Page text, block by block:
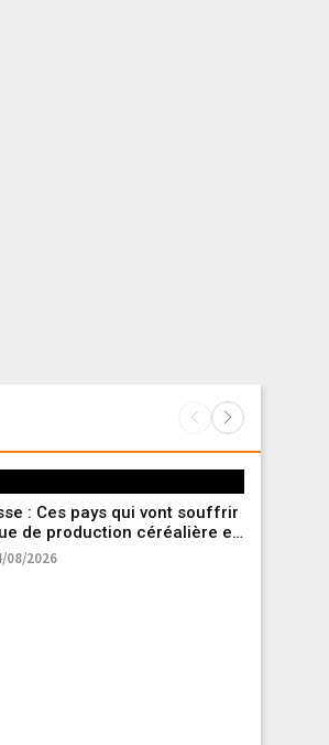
: Ces pays qui vont souffrir
de production céréalière en
08/2026